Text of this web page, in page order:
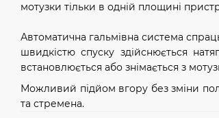
мотузки тільки в одній площині
Автоматична гальмівна система
швидкістю спуску здійснюється
встановлюється або знімається з
Можливий підйом вгору без зміни
та стремена.